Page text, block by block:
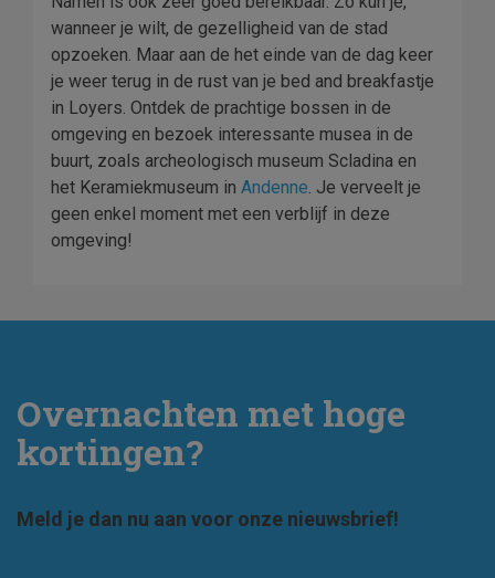
wanneer je wilt, de gezelligheid van de stad
opzoeken. Maar aan de het einde van de dag keer
je weer terug in de rust van je bed and breakfastje
in Loyers. Ontdek de prachtige bossen in de
omgeving en bezoek interessante musea in de
buurt, zoals archeologisch museum Scladina en
het Keramiekmuseum in Andenne. Je verveelt je
geen enkel moment met een verblijf in deze
omgeving!
Overnachten met hoge
kortingen?
Meld je dan nu aan voor onze nieuwsbrief!